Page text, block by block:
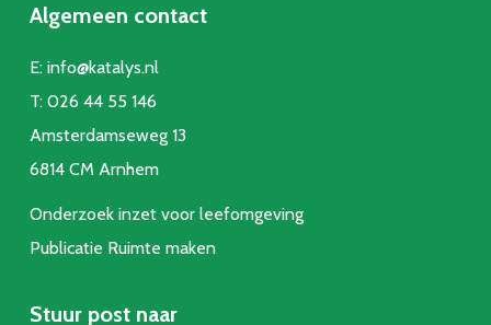
Algemeen contact
E: info@katalys.nl
T: 026 44 55 146
Amsterdamseweg 13
6814 CM Arnhem
Onderzoek inzet voor leefomgeving
Publicatie Ruimte maken
Stuur post naar